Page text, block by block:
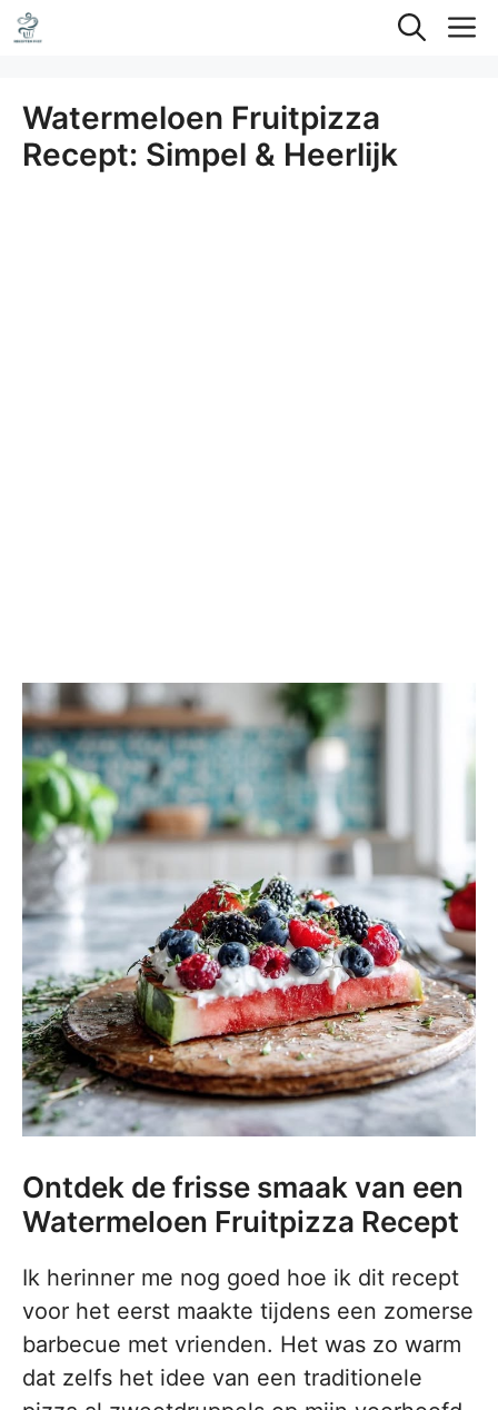
Ga
naar
inhoud
Watermeloen Fruitpizza
Recept: Simpel & Heerlijk
Ontdek de frisse smaak van een
Watermeloen Fruitpizza Recept
Ik herinner me nog goed hoe ik dit recept
voor het eerst maakte tijdens een zomerse
barbecue met vrienden. Het was zo warm
dat zelfs het idee van een traditionele